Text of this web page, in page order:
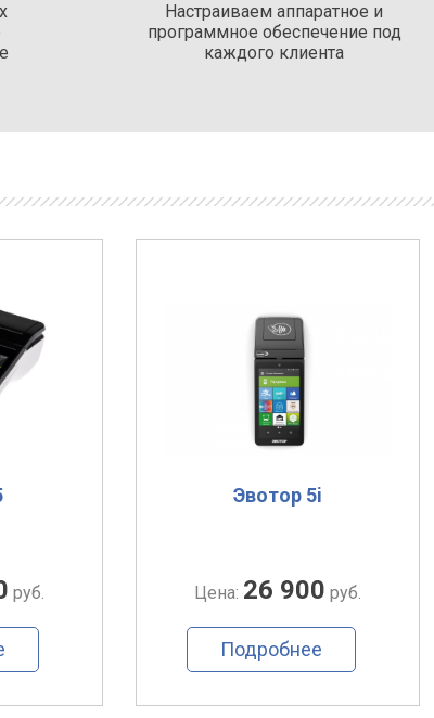
Настраиваем аппаратное и
программное обеспечение под
каждого клиента
руб.
Эвотор 5i
Цена: 26 900 руб.
Подробнее